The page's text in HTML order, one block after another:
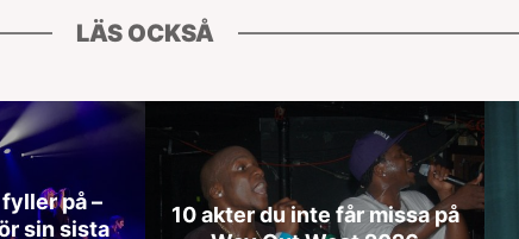
LÄS OCKSÅ
på –
sin sista
10 akter du inte får missa på